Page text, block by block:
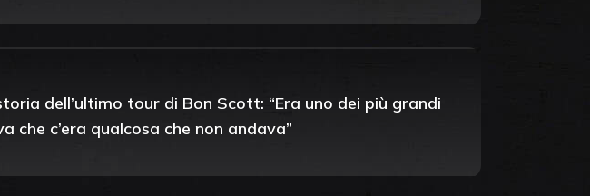
dell’ultimo tour di Bon Scott: “Era uno dei più grandi
che c’era qualcosa che non andava”